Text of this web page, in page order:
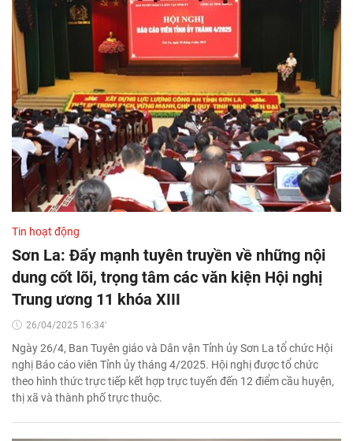
Tin hoạt động
Sơn La: Đẩy mạnh tuyên truyền về những nội
dung cốt lõi, trọng tâm các văn kiện Hội nghị
Trung ương 11 khóa XIII
26/04/2025 16:34'
Ngày 26/4, Ban Tuyên giáo và Dân vận Tỉnh ủy Sơn La tổ chức Hội
nghị Báo cáo viên Tỉnh ủy tháng 4/2025. Hội nghị được tổ chức
theo hình thức trực tiếp kết hợp trực tuyến đến 12 điểm cầu huyện,
thị xã và thành phố trực thuộc.